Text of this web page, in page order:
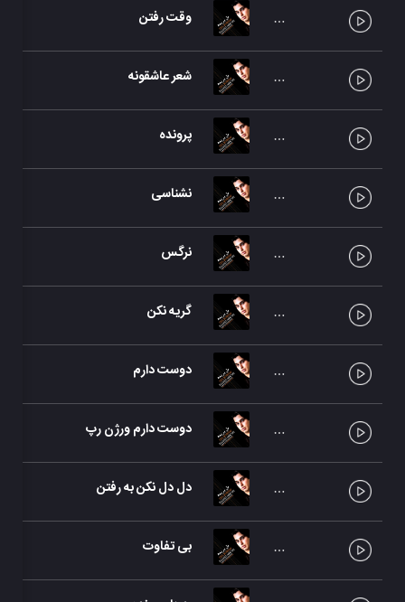
وقت رفتن
شعر عاشقونه
پرونده
نشناسی
نرگس
گریه نکن
دوست دارم
دوست دارم ورژن رپ
دل دل نکن به رفتن
بی تفاوت